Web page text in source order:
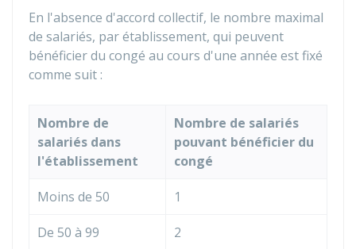
En l'absence d'accord collectif, le nombre maximal
de salariés, par établissement, qui peuvent
bénéficier du congé au cours d'une année est fixé
comme suit :
Nombre de
salariés dans
l'établissement
Nombre de salariés
pouvant bénéficier du
congé
Moins de 50 1
De 50 à 99 2